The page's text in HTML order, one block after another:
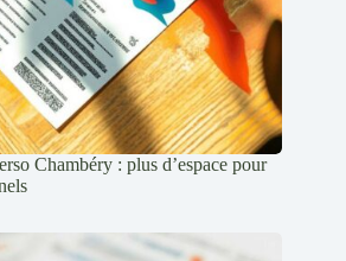
Chambéry : plus d’espace pour